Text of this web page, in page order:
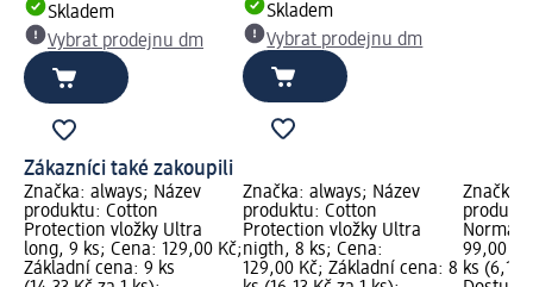
Skladem
Vybrat prodejnu dm
Skladem
Vybrat prodejnu dm
Zákazníci také zakoupili
Značka: always; Název
produktu: Cotton
Protection vložky Ultra
long, 9 ks; Cena: 129,00 Kč;
Základní cena: 9 ks
Značka: always; Název
produktu: Cotton
Protection vložky Ultra
nigth, 8 ks; Cena:
129,00 Kč; Základní cena: 8
Značka:
Normal,
99,00
ks (6,19